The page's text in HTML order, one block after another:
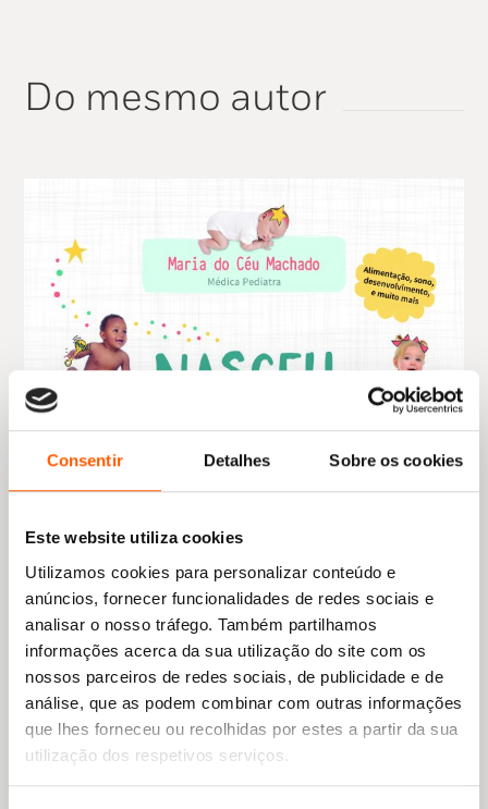
Consentir Detalhes Sobre os cookies
Este website utiliza cookies
Utilizamos cookies para personalizar conteúdo e
anúncios, fornecer funcionalidades de redes sociais e
analisar o nosso tráfego. Também partilhamos
informações acerca da sua utilização do site com os
nossos parceiros de redes sociais, de publicidade e de
análise, que as podem combinar com outras informações
que lhes forneceu ou recolhidas por estes a partir da sua
utilização dos respetivos serviços.
Do mesmo autor